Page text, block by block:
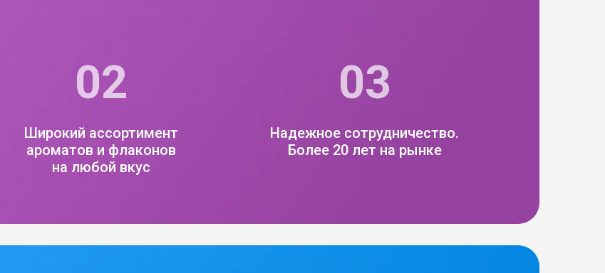
02 03
Широкий ассортимент
ароматов и флаконов
на любой вкус
Надежное сотрудничество.
Более 20 лет на рынке